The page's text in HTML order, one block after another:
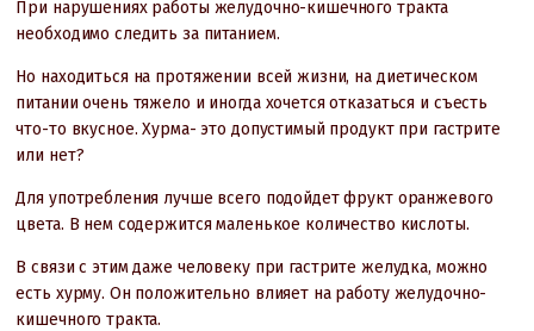
При нарушениях работы желудочно-кишечного тракта
необходимо следить за питанием.
Но находиться на протяжении всей жизни, на диетическом
питании очень тяжело и иногда хочется отказаться и съесть
что-то вкусное. Хурма- это допустимый продукт при гастрите
или нет?
Для употребления лучше всего подойдет фрукт оранжевого
цвета. В нем содержится маленькое количество кислоты.
В связи с этим даже человеку при гастрите желудка, можно
есть хурму. Он положительно влияет на работу желудочно-
кишечного тракта.